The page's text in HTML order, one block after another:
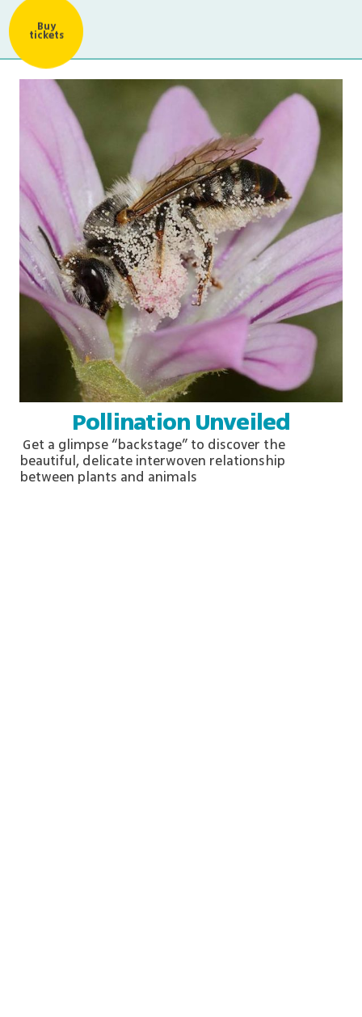
Buy
tickets
Pollination Unveiled
Get a glimpse“backstage” to discover the
beautiful, delicate interwoven relationship
between plants and animals